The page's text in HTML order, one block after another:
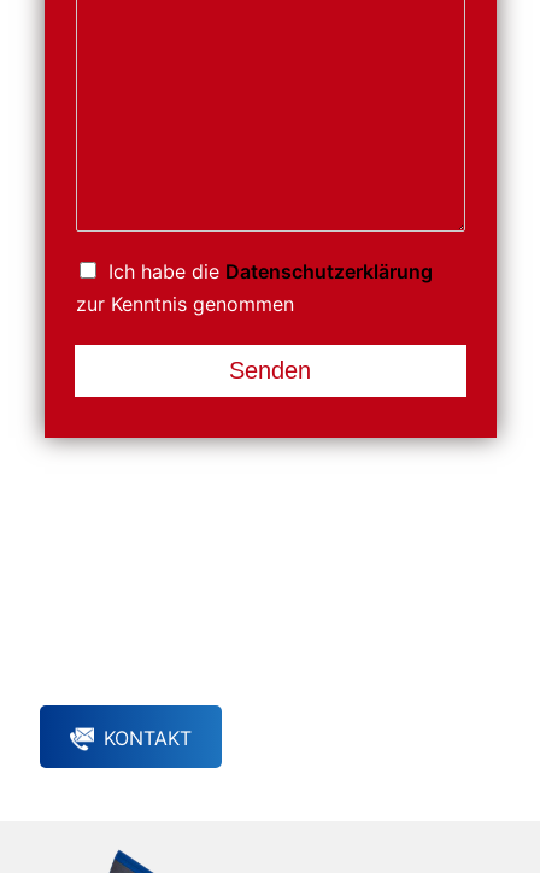
Ich habe die Datenschutzerklärung
zur Kenntnis genommen
Senden
KONTAKT